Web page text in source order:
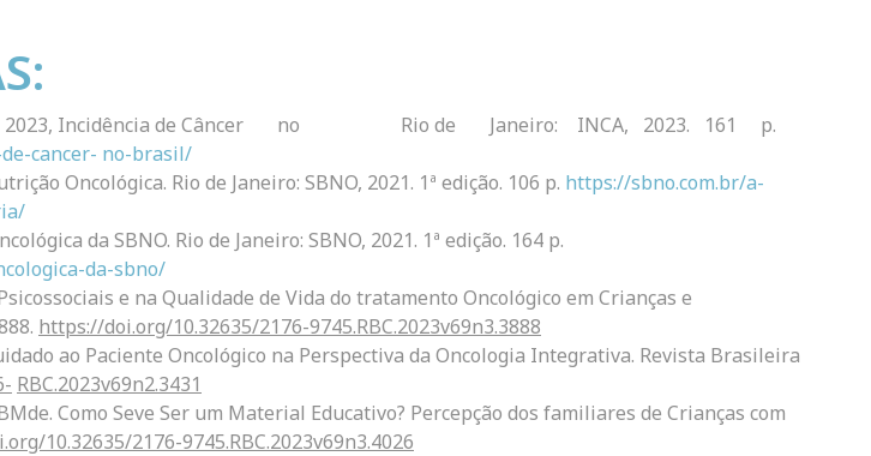
I 2023, Incidência de Câncer no Rio de Janeiro: INCA, 2023. 161 p.
cancer- no-brasil/
Oncológica. Rio de Janeiro: SBNO, 2021. 1ª edição. 106 p. https://sbno.com.br/a-
da SBNO. Rio de Janeiro: SBNO, 2021. 1ª edição. 164 p.
da-sbno/
e na Qualidade de Vida do tratamento Oncológico em Crianças e
https://doi.org/10.32635/2176-9745.RBC.2023v69n3.3888
ao Paciente Oncológico na Perspectiva da Oncologia Integrativa. Revista Brasileira
RBC.2023v69n2.3431
Como Seve Ser um Material Educativo? Percepção dos familiares de Crianças com
10.32635/2176-9745.RBC.2023v69n3.4026